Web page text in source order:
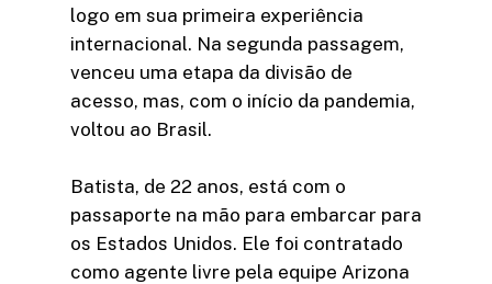
logo em sua primeira experiência
internacional. Na segunda passagem,
venceu uma etapa da divisão de
acesso, mas, com o início da pandemia,
voltou ao Brasil.
Batista, de 22 anos, está com o
passaporte na mão para embarcar para
os Estados Unidos. Ele foi contratado
como agente livre pela equipe Arizona